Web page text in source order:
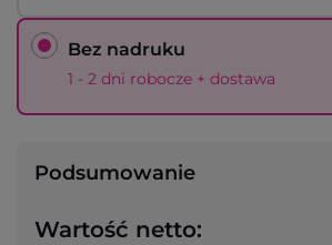
Bez nadruku
1 - 2 dni robocze + dostawa
Podsumowanie
Wartość netto: